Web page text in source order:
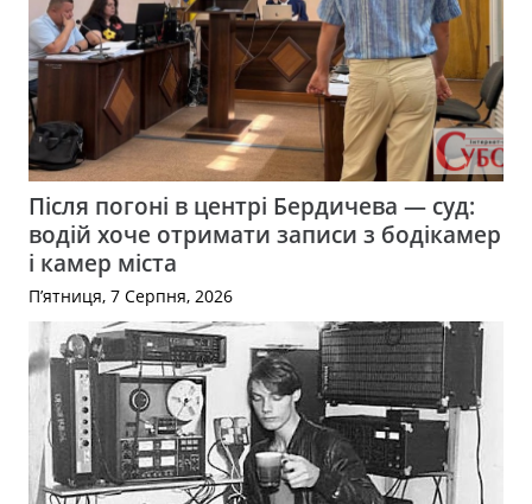
Після погоні в центрі Бердичева — суд:
водій хоче отримати записи з бодікамер
і камер міста
П’ятниця, 7 Серпня, 2026